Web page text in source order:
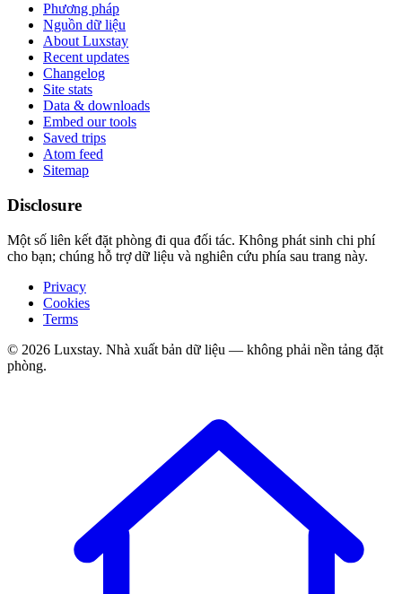
Phương pháp
Nguồn dữ liệu
About Luxstay
Recent updates
Changelog
Site stats
Data & downloads
Embed our tools
Saved trips
Atom feed
Sitemap
Disclosure
Một số liên kết đặt phòng đi qua đối tác. Không phát sinh chi phí
cho bạn; chúng hỗ trợ dữ liệu và nghiên cứu phía sau trang này.
Privacy
Cookies
Terms
© 2026 Luxstay. Nhà xuất bản dữ liệu — không phải nền tảng đặt
phòng.